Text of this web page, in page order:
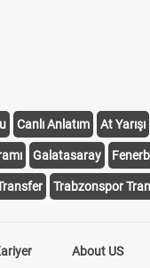
Favorileri",
sunarak
fazla destek
atların kazanma
Canlı Anlatım At Yarışı
Galatasaray
Trabzonspor
About US